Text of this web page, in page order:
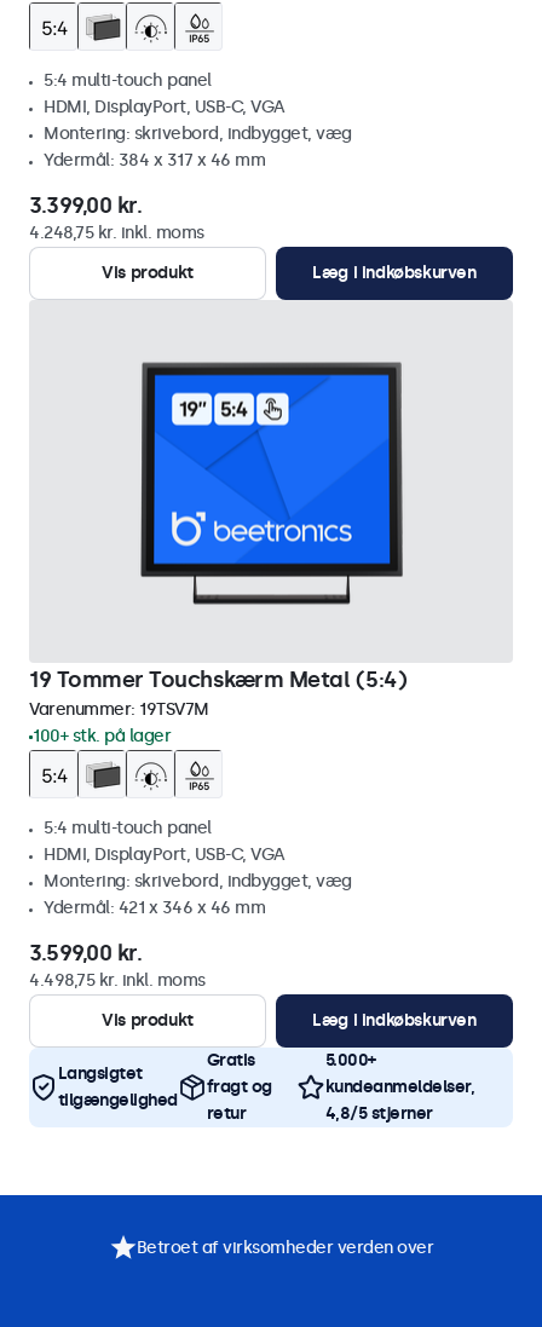
5:4 multi-touch panel
HDMI, DisplayPort, USB-C, VGA
Montering: skrivebord, indbygget, væg
Ydermål: 384 x 317 x 46 mm
3.399,00 kr.
4.248,75 kr. inkl. moms
Vis produkt
Læg i indkøbskurven
19 Tommer Touchskærm Metal (5:4)
Varenummer: 19TSV7M
100+ stk. på lager
5:4 multi-touch panel
HDMI, DisplayPort, USB-C, VGA
Montering: skrivebord, indbygget, væg
Ydermål: 421 x 346 x 46 mm
3.599,00 kr.
4.498,75 kr. inkl. moms
Vis produkt
Læg i indkøbskurven
Langsigtet
tilgængelighed
Gratis
fragt og
retur
5.000+
kundeanmeldelser,
4,8/5 stjerner
Betroet af virksomheder verden over